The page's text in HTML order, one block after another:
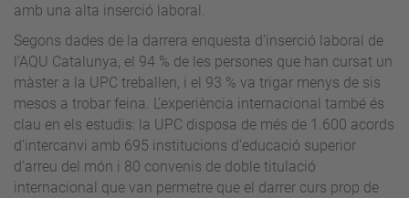
amb una alta inserció laboral.
Segons dades de la darrera enquesta d’inserció laboral de
l’AQU Catalunya, el 94 % de les persones que han cursat un
màster a la UPC treballen, i el 93 % va trigar menys de sis
mesos a trobar feina. L’experiència internacional també és
clau en els estudis: la UPC disposa de més de 1.600 acords
d’intercanvi amb 695 institucions d’educació superior
d’arreu del món i 80 convenis de doble titulació
internacional que van permetre que el darrer curs prop de